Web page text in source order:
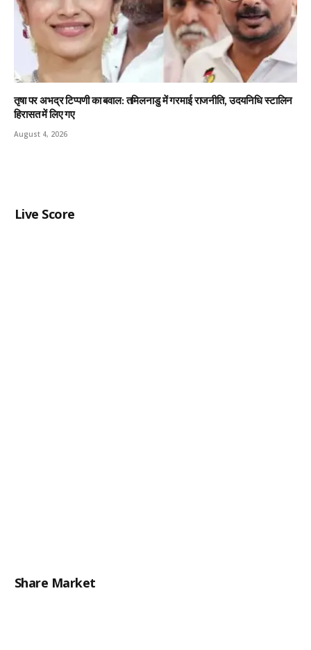
तृषा पर अभद्र टिप्पणी का बवाल: तमिलनाडु में गरमाई राजनीति, उदयनिधि स्टालिन
हिरासत में लिए गए
August 4, 2026
Live Score
Share Market